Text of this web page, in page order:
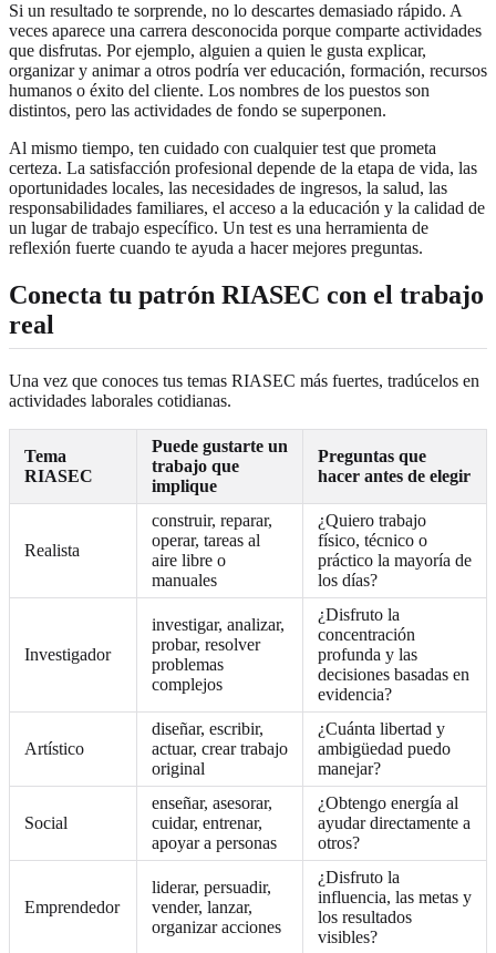
Si un resultado te sorprende, no lo descartes demasiado rápido. A
veces aparece una carrera desconocida porque comparte actividades
que disfrutas. Por ejemplo, alguien a quien le gusta explicar,
organizar y animar a otros podría ver educación, formación, recursos
humanos o éxito del cliente. Los nombres de los puestos son
distintos, pero las actividades de fondo se superponen.
Al mismo tiempo, ten cuidado con cualquier test que prometa
certeza. La satisfacción profesional depende de la etapa de vida, las
oportunidades locales, las necesidades de ingresos, la salud, las
responsabilidades familiares, el acceso a la educación y la calidad de
un lugar de trabajo específico. Un test es una herramienta de
reflexión fuerte cuando te ayuda a hacer mejores preguntas.
Conecta tu patrón RIASEC con el trabajo
real
Una vez que conoces tus temas RIASEC más fuertes, tradúcelos en
actividades laborales cotidianas.
Tema
RIASEC
Puede gustarte un
trabajo que
implique
Preguntas que
hacer antes de elegir
Realista
construir, reparar,
operar, tareas al
aire libre o
manuales
¿Quiero trabajo
físico, técnico o
práctico la mayoría de
los días?
Investigador
investigar, analizar,
probar, resolver
problemas
complejos
¿Disfruto la
concentración
profunda y las
decisiones basadas en
evidencia?
Artístico
diseñar, escribir,
actuar, crear trabajo
original
¿Cuánta libertad y
ambigüedad puedo
manejar?
Social
enseñar, asesorar,
cuidar, entrenar,
apoyar a personas
¿Obtengo energía al
ayudar directamente a
otros?
Emprendedor
liderar, persuadir,
vender, lanzar,
organizar acciones
¿Disfruto la
influencia, las metas y
los resultados
visibles?